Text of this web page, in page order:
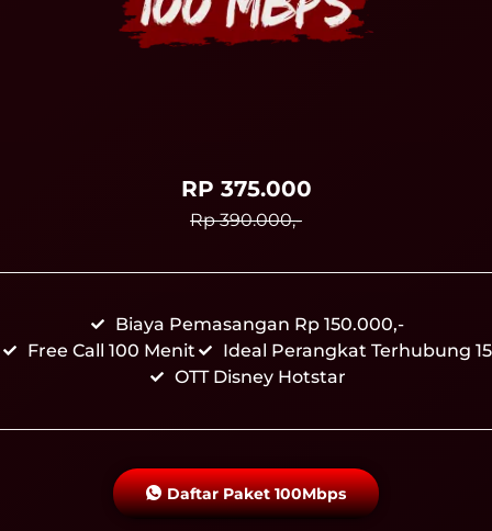
RP 375.000
Rp 390.000,-
Biaya Pemasangan Rp 150.000,-
Free Call 100 Menit
Ideal Perangkat Terhubung 15
OTT Disney Hotstar
Daftar Paket 100Mbps